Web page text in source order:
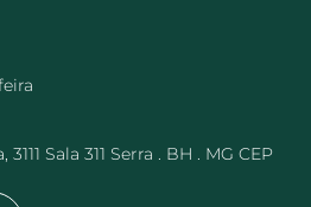
Sala 311 Serra . BH . MG CEP